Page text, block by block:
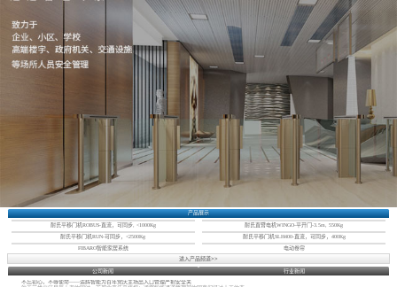
产品展示
耐氏平移门机ROBUS-直流，可同步, <1000Kg 耐氏直臂电机WINGO-平开门-3.5m, 550Kg
耐氏平移门机RUN-可同步，<2500Kg 耐氏平移门机SLH400-直流，可同步，400Kg
FIBARO智能家居系统
电动卷帘
进入产品频道>>
公司新闻
行业新闻
不忘初心，不辱使命——适辉智能为百年党庆主场出入口管理严把安全关